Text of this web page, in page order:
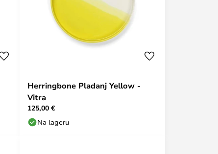
Herringbone Pladanj Yellow -
Vitra
125,00 €
Na lageru